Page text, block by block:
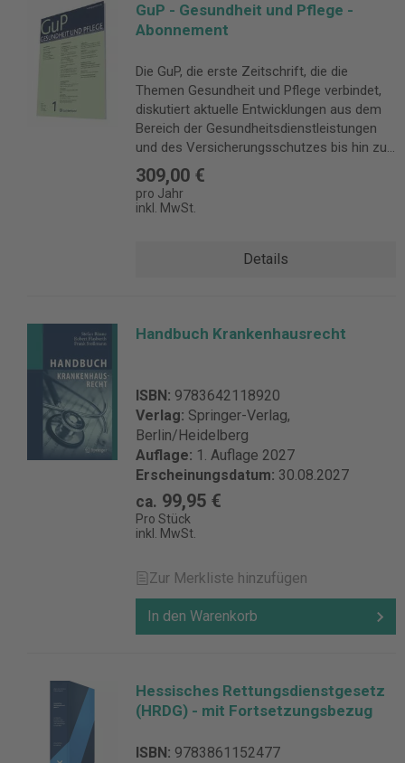
GuP - Gesundheit und Pflege -
Abonnement
Die GuP, die erste Zeitschrift, die die
Themen Gesundheit und Pflege verbindet,
diskutiert aktuelle Entwicklungen aus dem
Bereich der Gesundheitsdienstleistungen
und des Versicherungsschutzes bis hin zur
Honorierung und begleitet diese mit
Kurzkommentaren zur aktuellen
Rechtsprechung. Ein wichtiges Thema ist
Berufsrechts, des Haftungsrechts, des
Leistungserbringer und ihre Verbände - von
Pflegedienste. Details zur Produktsicherheit
Verantwortliche Person für die EU: Nomos
Verlags GmbH & Co. KG Waldseestr. 3-5
76530 Baden-Baden Deutschland
vertrieb@nomos.de
309,00 €
pro Jahr
inkl. MwSt.
Details
Handbuch Krankenhausrecht
ISBN: 9783642118920
Verlag: Springer-Verlag,
Berlin/Heidelberg
Auflage: 1. Auflage 2027
Erscheinungsdatum: 30.08.2027
ca. 99,95 €
Pro Stück
inkl. MwSt.
Zur Merkliste hinzufügen
In den Warenkorb
Hessisches Rettungsdienstgesetz
(HRDG) - mit Fortsetzungsbezug
ISBN: 9783861152477